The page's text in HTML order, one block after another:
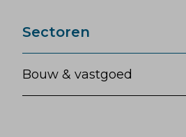
Sectoren
Bouw & vastgoed